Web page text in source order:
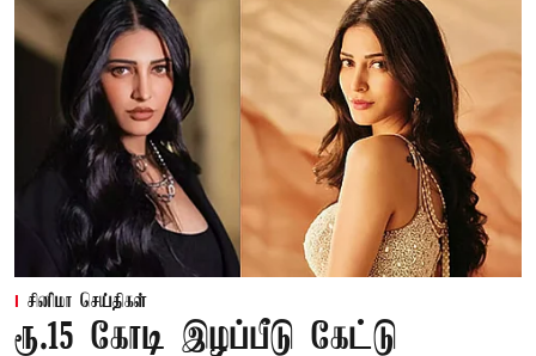
சினிமா செய்திகள்
ரூ.15 கோடி இழப்பீடு கேட்டு